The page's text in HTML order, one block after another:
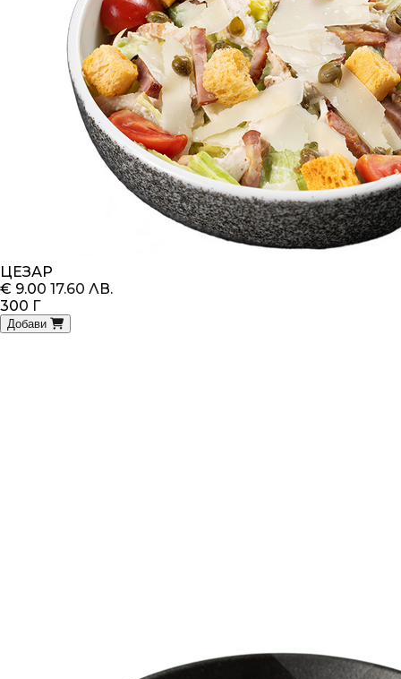
ЦЕЗАР
€ 9.00 17.60 ЛВ.
300 Г
Добави